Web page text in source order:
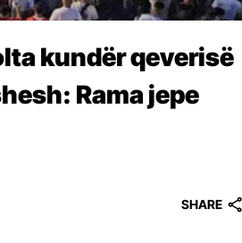
kundër qeverisë
Rama jepe
SHARE